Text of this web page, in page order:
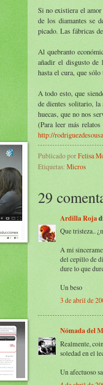
Si no existiera el
de los diamantes se
picado. Las fábricas
Al quebranto
añadir el disgusto de
hasta el cura, que
A todo esto, que
de dientes solitario, la
huecas, que no nos
(Para leer más
http://
Publicado porFelisa
Etiquetas: Micros
29
Ardilla Roja
Que tristeza..
A mi
del cepillo de
dure lo que
Un beso
3 de abril de
Nómada del
Realmente,
soledad en el
Un afectuoso